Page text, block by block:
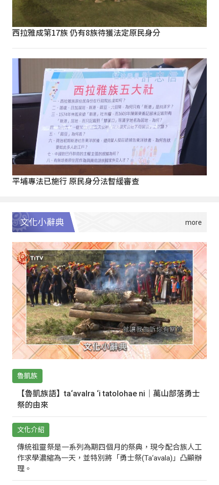
西拉雅成第17族 仍有8族待獲法定原民身分
平埔專法已施行 原民身分法暫緩審查
文化小辭典
魯凱族
【魯凱族語】ta‘avalra ‘i tatolohae ni｜萬山部落勇士
祭的由來
文化介紹
傳統祖靈祭是一系列為期四個月的祭典，現今配合族人工
作求學濃縮為一天，並特別將「勇士祭(Ta‘avala)」凸顯辦
理。